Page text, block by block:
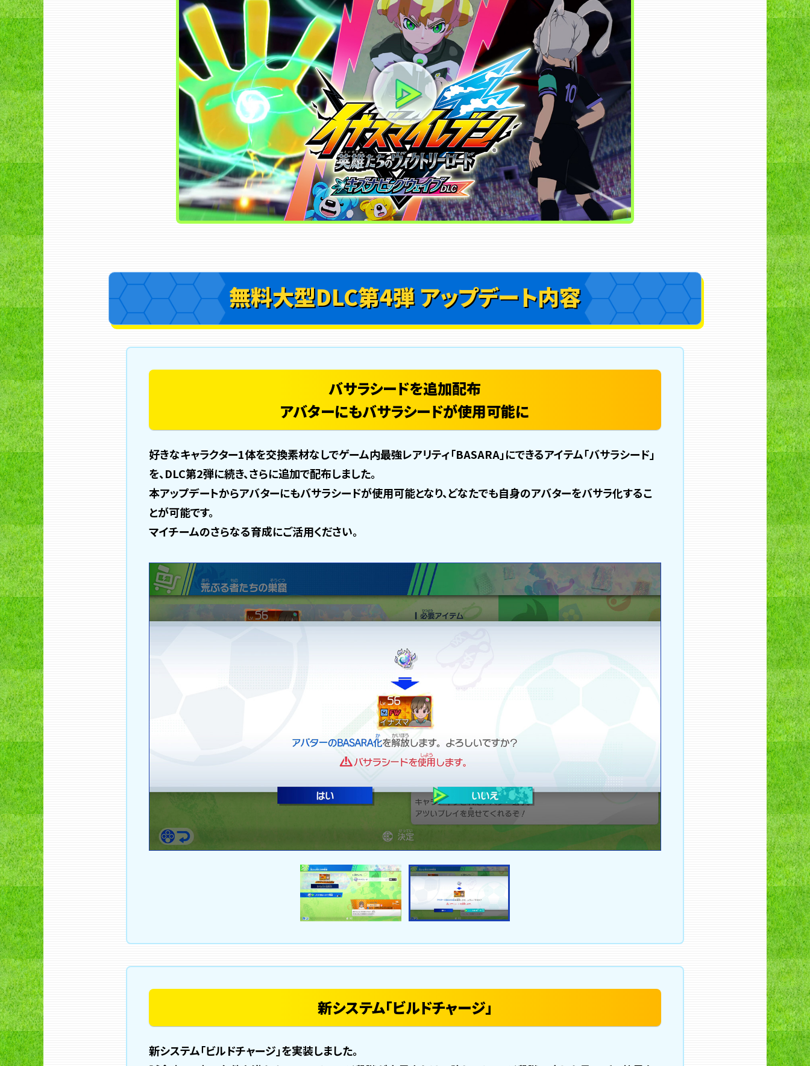
無料大型DLC第4弾 アップデート内容
バサラシードを追加配布
アバターにもバサラシードが使用可能に
好きなキャラクター1体を交換素材なしでゲーム内最強レアリティ「BASARA」にできるアイテム「バサラシード」
を、DLC第2弾に続き、さらに追加で配布しました。
本アップデートからアバターにもバサラシードが使用可能となり、どなたでも自身のアバターをバサラ化するこ
とが可能です。
マイチームのさらなる育成にご活用ください。
新システム「ビルドチャージ」
新システム「ビルドチャージ」を実装しました。